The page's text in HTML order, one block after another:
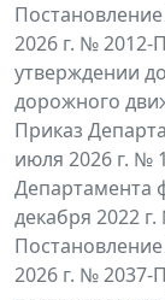
2026 г. № 2012-
утверждении
дорожного
Приказ
июля 2026 г. №
Департамента
декабря 2022
2026 г. №